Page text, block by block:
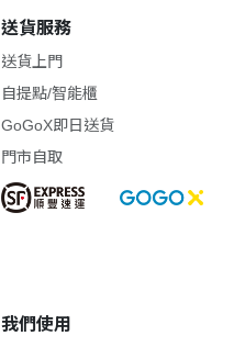
送貨服務
送貨上門
自提點/智能櫃
GoGoX即日送貨
門市自取
我們使用